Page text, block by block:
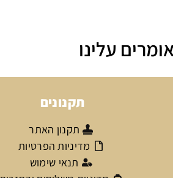
עלינו
תקנונים
תקנון האתר
מדיניות הפרטיות
תנאי שימוש